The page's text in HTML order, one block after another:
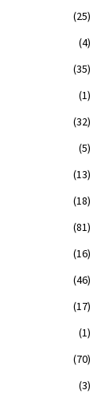
(25)
(4)
(35)
(1)
(32)
(5)
(13)
(18)
(81)
(16)
(46)
(17)
(1)
(70)
(3)